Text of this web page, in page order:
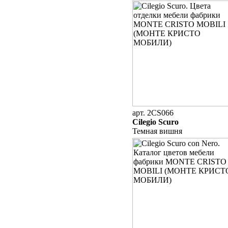
арт. 2CS066
Cilegio Scuro
Темная вишня